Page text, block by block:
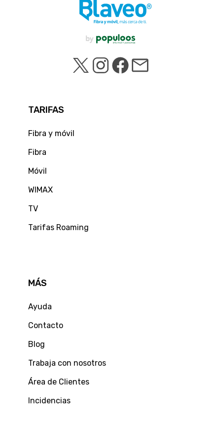
TARIFAS
Fibra y móvil
Fibra
Móvil
WIMAX
TV
Tarifas Roaming
MÁS
Ayuda
Contacto
Blog
Trabaja con nosotros
Área de Clientes
Incidencias